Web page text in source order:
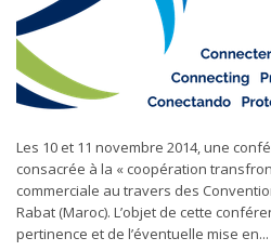
Les 10 et 11 novembre 2014, une
consacrée à la « coopération
commerciale au travers des
Rabat (Maroc). L’objet de cette
pertinence et de l’éventuelle mise en...